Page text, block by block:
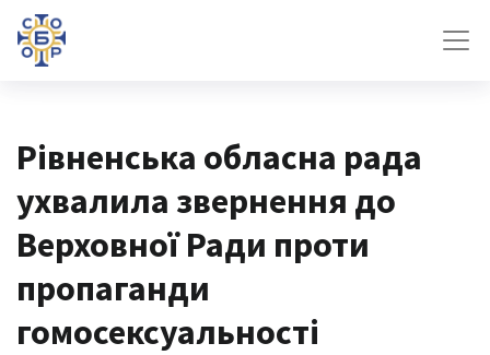
Рівненська обласна рада
ухвалила звернення до
Верховної Ради проти
пропаганди
гомосексуальності